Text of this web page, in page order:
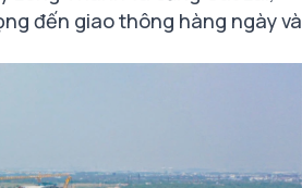
đến giao thông hàng ngày và